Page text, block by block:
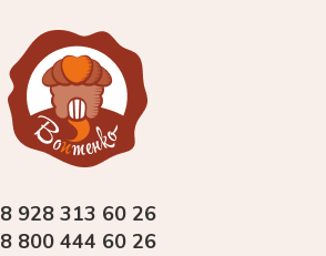
8 928 313 60 26
8 800 444 60 26